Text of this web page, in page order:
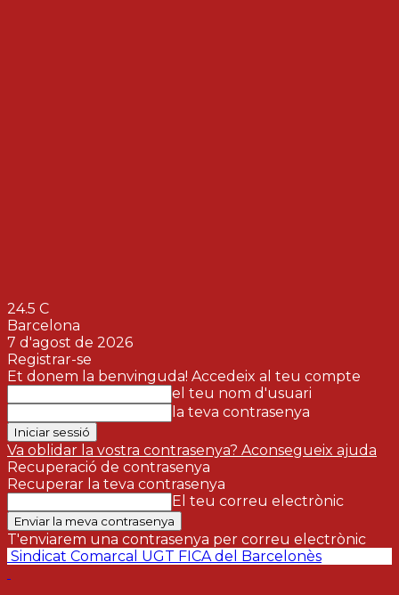
24.5 C
Barcelona
7 d'agost de 2026
Registrar-se
Et donem la benvinguda! Accedeix al teu compte
el teu nom d'usuari
la teva contrasenya
Va oblidar la vostra contrasenya? Aconsegueix ajuda
Recuperació de contrasenya
Recuperar la teva contrasenya
El teu correu electrònic
T'enviarem una contrasenya per correu electrònic
Sindicat Comarcal UGT FICA del Barcelonès